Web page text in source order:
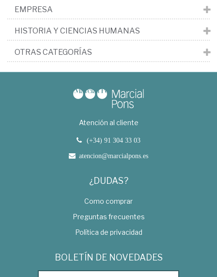
EMPRESA
HISTORIA Y CIENCIAS HUMANAS
OTRAS CATEGORÍAS
Atención al cliente
(+34) 91 304 33 03
atencion@marcialpons.es
¿DUDAS?
Como comprar
Preguntas frecuentes
Política de privacidad
BOLETÍN DE NOVEDADES